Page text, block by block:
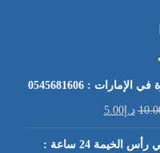
: 0545681606
د.إ5.00
كهربائي منازل في رأس الخيمة 24 ساعة :